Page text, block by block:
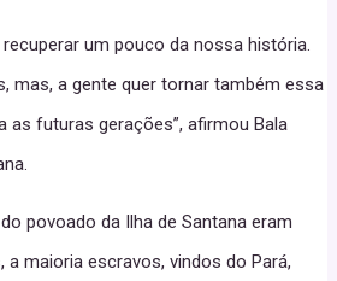
um pouco da nossa história.
mas, a gente quer tornar também essa
as futuras gerações”, afirmou Bala
povoado da Ilha de Santana eram
maioria escravos, vindos do Pará,